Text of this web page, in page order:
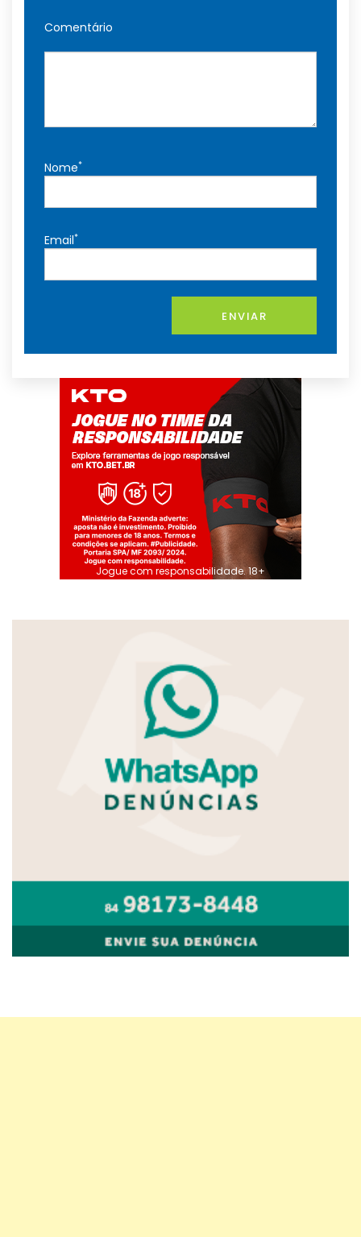
Comentário
Nome*
Email*
ENVIAR
Jogue com responsabilidade. 18+